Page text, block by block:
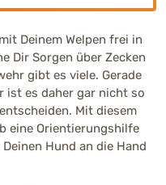
Deinem Welpen frei in
Dir Sorgen über Zecken
gibt es viele. Gerade
ist es daher gar nicht so
Mit diesem
eine Orientierungshilfe
Hund an die Hand